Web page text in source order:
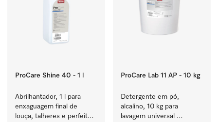
ProCare Shine 40 - 1 l
Abrilhantador, 1 l para
enxaguagem final de
louça, talheres e perfeito
ProCare Lab 11 AP - 10 kg
Detergente em pó,
alcalino, 10 kg para
lavagem universal